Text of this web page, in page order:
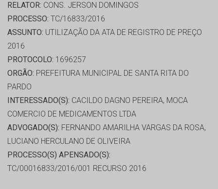
RELATOR: CONS. JERSON DOMINGOS
PROCESSO: TC/16833/2016
ASSUNTO: UTILIZAÇÃO DA ATA DE REGISTRO DE PREÇO
2016
PROTOCOLO: 1696257
ORGÃO: PREFEITURA MUNICIPAL DE SANTA RITA DO
PARDO
INTERESSADO(S): CACILDO DAGNO PEREIRA, MOCA
COMERCIO DE MEDICAMENTOS LTDA
ADVOGADO(S): FERNANDO AMARILHA VARGAS DA ROSA,
LUCIANO HERCULANO DE OLIVEIRA
PROCESSO(S) APENSADO(S):
TC/00016833/2016/001 RECURSO 2016